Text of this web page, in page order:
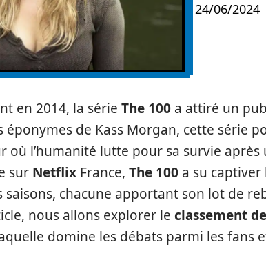
24/06/2024
en 2014, la série The 100 a attiré un
éponymes de Kass Morgan, cette série
où l’humanité lutte pour sa survie après
sur Netflix France, The 100 a su captiver
saisons, chacune apportant son lot de
nous allons explorer le classement
domine les débats parmi les fans